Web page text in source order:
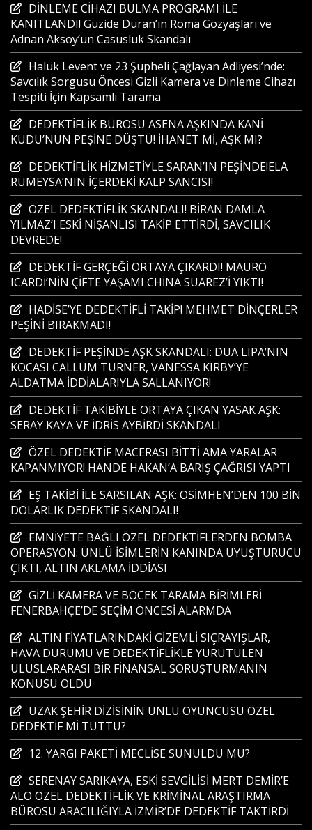
DİNLEME CİHAZI BULMA PROGRAMI İLE
KANITLANDI! Güzide Duran’ın Roma Gözyaşları ve
Adnan Aksoy’un Casusluk Skandalı
Haluk Levent ve 23 Şüpheli Çağlayan Adliyesi’nde:
Savcılık Sorgusu Öncesi Gizli Kamera ve Dinleme Cihazı
Tespiti İçin Kapsamlı Tarama
DEDEKTİFLİK BÜROSU ASENA AŞKINDA KANİ
KUDU’NUN PEŞİNE DÜŞTÜ! İHANET Mİ, AŞK MI?
DEDEKTİFLİK HİZMETİYLE SARAN’IN PEŞİNDE!ELA
RÜMEYSA’NIN İÇERDEKİ KALP SANCISI!
ÖZEL DEDEKTİFLİK SKANDALI! BİRAN DAMLA
YILMAZ’I ESKİ NİŞANLISI TAKİP ETTİRDİ, SAVCILIK
DEVREDE!
DEDEKTİF GERÇEĞİ ORTAYA ÇIKARDI! MAURO
ICARDİ’NİN ÇİFTE YAŞAMI CHİNA SUAREZ’İ YIKTI!
HADİSE’YE DEDEKTİFLİ TAKİP! MEHMET DİNÇERLER
PEŞİNİ BIRAKMADI!
DEDEKTİF PEŞİNDE AŞK SKANDALI: DUA LIPA’NIN
KOCASI CALLUM TURNER, VANESSA KIRBY’YE
ALDATMA İDDİALARIYLA SALLANIYOR!
DEDEKTİF TAKİBİYLE ORTAYA ÇIKAN YASAK AŞK:
SERAY KAYA VE İDRİS AYBİRDİ SKANDALI
ÖZEL DEDEKTİF MACERASI BİTTİ AMA YARALAR
KAPANMIYOR! HANDE HAKAN’A BARIŞ ÇAĞRISI YAPTI
EŞ TAKİBİ İLE SARSILAN AŞK: OSİMHEN’DEN 100 BİN
DOLARLIK DEDEKTİF SKANDALI!
EMNİYETE BAĞLI ÖZEL DEDEKTİFLERDEN BOMBA
OPERASYON: ÜNLÜ İSİMLERİN KANINDA UYUŞTURUCU
ÇIKTI, ALTIN AKLAMA İDDİASI
GİZLİ KAMERA VE BÖCEK TARAMA BİRİMLERİ
FENERBAHÇE’DE SEÇİM ÖNCESİ ALARMDA
ALTIN FİYATLARINDAKİ GİZEMLİ SIÇRAYIŞLAR,
HAVA DURUMU VE DEDEKTİFLİKLE YÜRÜTÜLEN
ULUSLARARASI BİR FİNANSAL SORUŞTURMANIN
KONUSU OLDU
UZAK ŞEHİR DİZİSİNİN ÜNLÜ OYUNCUSU ÖZEL
DEDEKTİF Mİ TUTTU?
12. YARGI PAKETİ MECLİSE SUNULDU MU?
SERENAY SARIKAYA, ESKİ SEVGİLİSİ MERT DEMİR’E
ALO ÖZEL DEDEKTİFLİK VE KRİMİNAL ARAŞTIRMA
BÜROSU ARACILIĞIYLA İZMİR’DE DEDEKTİF TAKTİRDİ